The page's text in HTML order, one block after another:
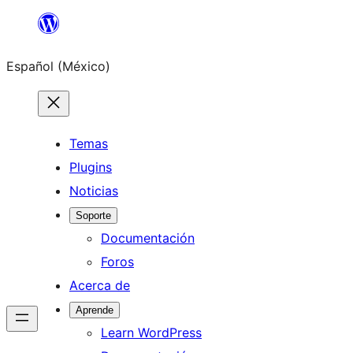
Saltar
contenido
Español (México)
Temas
Plugins
Noticias
Soporte
Documentación
Foros
Acerca de
Aprende
Learn WordPress